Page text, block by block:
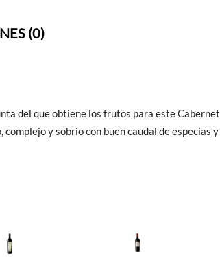
(0)
del que obtiene los frutos para este Cabernet
y sobrio con buen caudal de especias y